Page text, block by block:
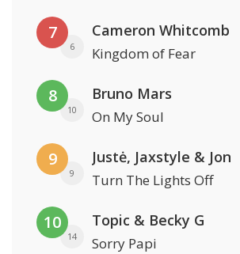
7
6
Cameron Whitcomb
Kingdom of Fear
8
10
Bruno Mars
On My Soul
9
9
Justė, Jaxstyle & Jon
Turn The Lights Off
10
14
Topic & Becky G
Sorry Papi